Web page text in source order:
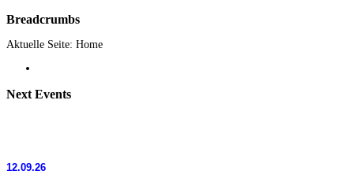
Breadcrumbs
Aktuelle Seite: Home
Next Events
12.09.26